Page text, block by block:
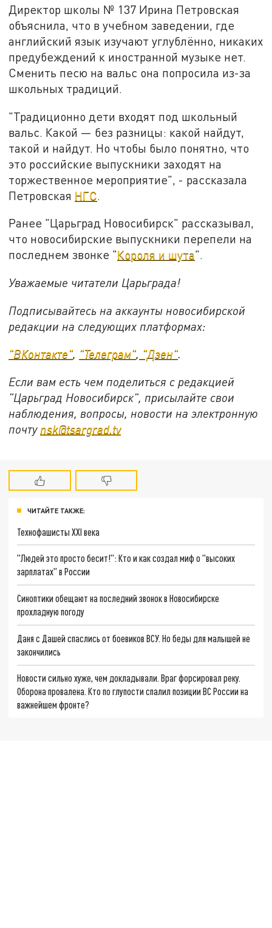
Директор школы № 137 Ирина Петровская
объяснила, что в учебном заведении, где
английский язык изучают углублённо, никаких
предубеждений к иностранной музыке нет.
Сменить песю на вальс она попросила из-за
школьных традиций.
"Традиционно дети входят под школьный
вальс. Какой — без разницы: какой найдут,
такой и найдут. Но чтобы было понятно, что
это российские выпускники заходят на
торжественное мероприятие", - рассказала
Петровская НГС
Ранее "Царьград Новосибирск" рассказывал,
что новосибирские выпускники перепели на
последнем звонке "Короля и шута".
Уважаемые читатели Царьграда!
Подписывайтесь на аккаунты новосибирской
редакции на следующих платформах:
"ВКонтакте", "Телеграм", "Дзен".
Если вам есть чем поделиться с редакцией
"Царьград Новосибирск", присылайте свои
наблюдения, вопросы, новости на электронную
почту nsk@tsargrad.tv
ЧИТАЙТЕ ТАКЖЕ:
Технофашисты XXI века
"Людей это просто бесит!": Кто и как создал миф о "высоких
зарплатах" в России
Синоптики обещают на последний звонок в Новосибирске
прохладную погоду
Даня с Дашей спаслись от боевиков ВСУ. Но беды для малышей не
закончились
Новости сильно хуже, чем докладывали. Враг форсировал реку.
Оборона провалена. Кто по глупости спалил позиции ВС России на
важнейшем фронте?